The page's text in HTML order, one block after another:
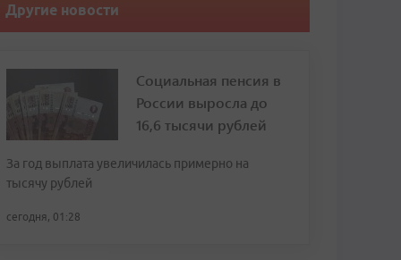
Другие новости
Социальная пенсия в
России выросла до
16,6 тысячи рублей
За год выплата увеличилась примерно на
тысячу рублей
сегодня, 01:28